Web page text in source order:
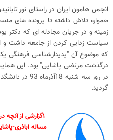
انجمن هامون ایران در راستای نور
همواره تلاش داشته تا پرونده های
زمینه و در جریان مجادله ای که دکتر
سیاست زدایی کردن از جامعه داشت و
که موضوع آن "پدیدارشناسی فرهنگی
درگذشت مرتضی پاشایی" بود. این
در روز سه شنبه
گردید.
۱گزارشی از آنچه در فیسبوک درباره “حالت اباذری” گذشت
مساله اباذری-